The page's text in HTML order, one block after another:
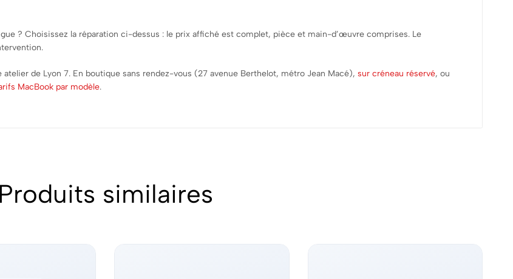
? Choisissez la réparation ci-dessus : le prix affiché est complet, pièce et main-d’œuvre comprises. Le
de Lyon 7. En boutique sans rendez-vous (27 avenue Berthelot, métro Jean Macé), sur créneau réservé, ou
MacBook par modèle.
Produits similaires